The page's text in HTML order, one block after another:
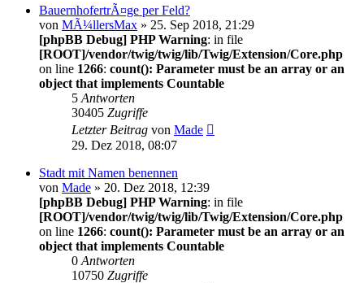
BauernhofertrÃ¤ge per Feld?
von MÃ¼llersMax » 25. Sep 2018, 21:29
[phpBB Debug] PHP Warning: in file
[ROOT]/vendor/twig/twig/lib/Twig/Extension/Core.php
on line 1266: count(): Parameter must be an array or an
object that implements Countable
5 Antworten
30405 Zugriffe
Letzter Beitrag von Made
29. Dez 2018, 08:07
Stadt mit Namen benennen
von Made » 20. Dez 2018, 12:39
[phpBB Debug] PHP Warning: in file
[ROOT]/vendor/twig/twig/lib/Twig/Extension/Core.php
on line 1266: count(): Parameter must be an array or an
object that implements Countable
0 Antworten
10750 Zugriffe